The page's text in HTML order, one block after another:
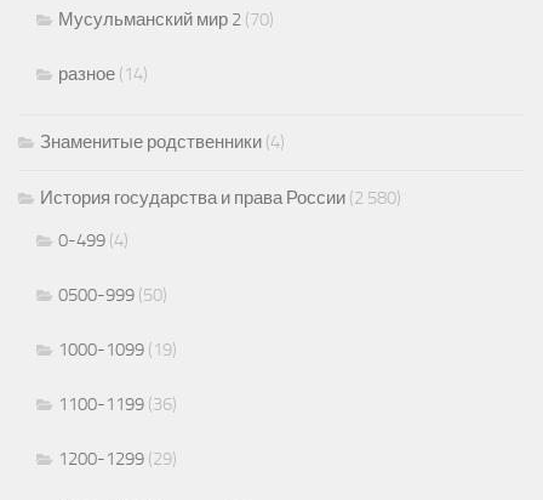
Мусульманский мир 2 (70)
разное (14)
Знаменитые родственники (4)
История государства и права России (2 580)
0-499 (4)
0500-999 (50)
1000-1099 (19)
1100-1199 (36)
1200-1299 (29)